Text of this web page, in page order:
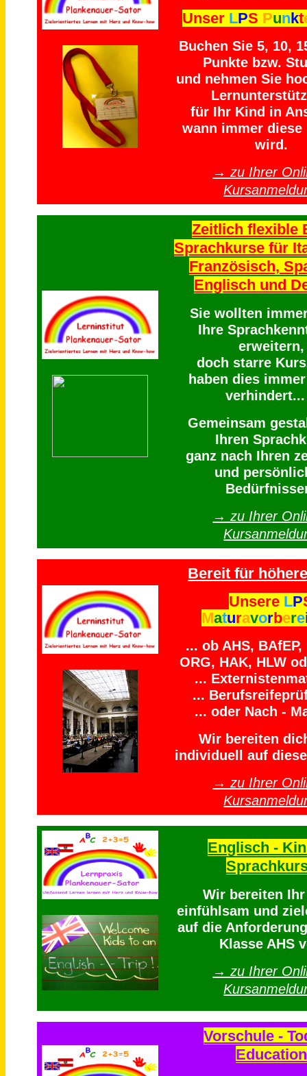
Unser LPS Pun kt
Buchen Sie 5, 10,
Punkte bzw.
und nehmen Sie
für Ihr Kind in
wann immer diese
wird.
→ zu Ihrer
Zeitlich flexible
Sprachkurse für
Französisch,
Englisch und
Sie wollten
Ihre
erweitern,
doch starre
haben dies
Gemeinsam
Ihren
ganz nach Ihren
und
→ zu Ihrer
Bereit für
Unsere LP
Maturavorbere
... ob AHS, BAfEP,
ORG, HAK, HLW
...
...
... oder Nach -
Wir bereiten
individuell auf
→ zu Ihrer
Englisch -
Wir bereiten
einfühlsam und
auf die
Klasse AHS
→ zu Ihrer
Vorschule -
Education